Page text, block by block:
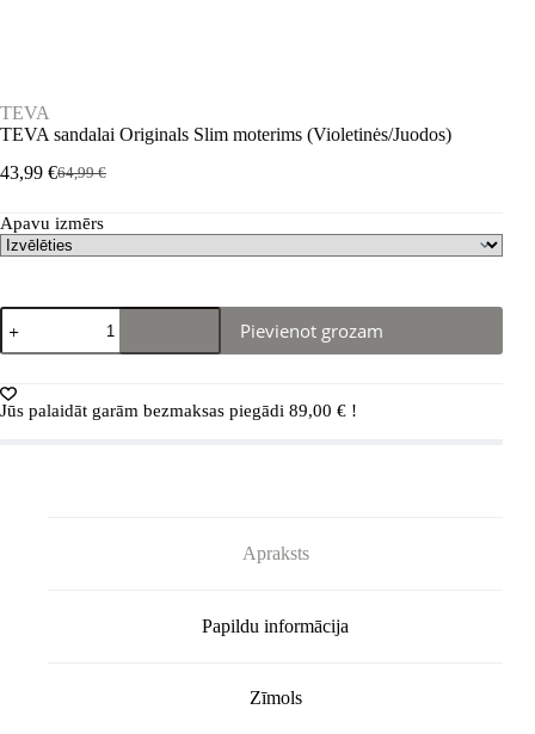
TEVA
TEVA sandalai Originals Slim moterims (Violetinės/Juodos)
64,99€
Sākotnējā
bija:
64,99 €.
43,99 €Pašreizējā
ir:
43,99 €.
Apavu izmērs
TEVA
sandalai
Originals
moterims
(Violetinės/Juodos)
Pievienot grozam
Jūs palaidāt garām bezmaksas piegādi 89,00 € !
Apraksts
Papildu informācija
Zīmols